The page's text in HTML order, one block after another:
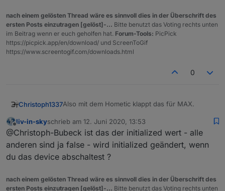
nach einem gelösten Thread wäre es sinnvoll dies in der Überschrift des
ersten Posts einzutragen [gelöst]-... Bitte benutzt das Voting rechts unten
im Beitrag wenn er euch geholfen hat. Forum-Tools: PicPick
https://picpick.app/en/download/ und ScreenToGif
https://www.screentogif.com/downloads.html
0
Christoph1337Also mit dem Hometic klappt das für MAX.
Wie gesagt musste ich nur den Suchstring
script kopieren und erneut für max ablegen.
Offline
liv-in-skyschrieb am 12. Juni 2020, 13:53
zuletzt editiert von
@Christoph-Bubeck ist das der initialized wert - alle
anderen sind ja false - wird initialized geändert, wenn
du das device abschaltest ?
nach einem gelösten Thread wäre es sinnvoll dies in der Überschrift des
ersten Posts einzutragen [gelöst]-... Bitte benutzt das Voting rechts unten